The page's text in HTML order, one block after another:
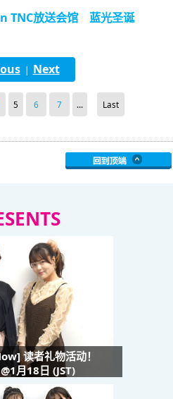
TNC放送会馆 蓝光圣诞
| Next
5 6 7 ... Last
读者礼物活动！
月18日 (JST)